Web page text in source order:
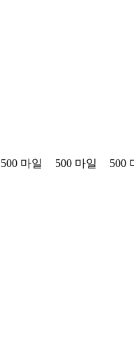
500 마일 500 마일 500